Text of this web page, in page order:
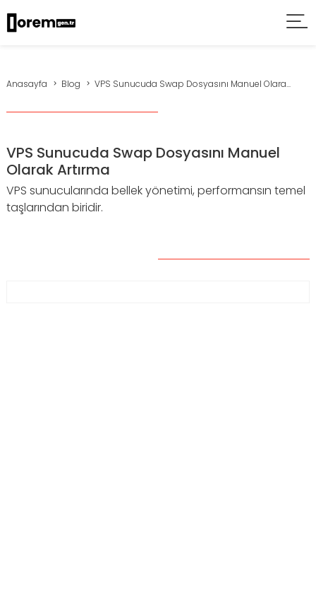
Anasayfa Blog VPS Sunucuda Swap Dosyasını Manuel Olara...
VPS Sunucuda Swap Dosyasını Manuel
Olarak Artırma
VPS sunucularında bellek yönetimi, performansın temel
taşlarından biridir.